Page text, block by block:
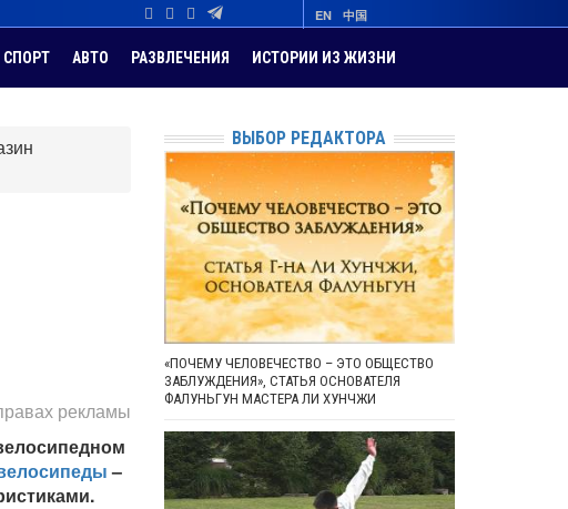
EN 中国
СПОРТ АВТО РАЗВЛЕЧЕНИЯ ИСТОРИИ ИЗ ЖИЗНИ
рекламы
–
ВЫБОР РЕДАКТОРА
«ПОЧЕМУ ЧЕЛОВЕЧЕСТВО – ЭТО ОБЩЕСТВО
ЗАБЛУЖДЕНИЯ», СТАТЬЯ ОСНОВАТЕЛЯ
ФАЛУНЬГУН МАСТЕРА ЛИ ХУНЧЖИ